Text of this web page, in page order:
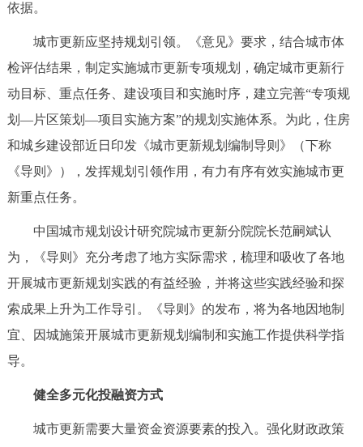
依据。
城市更新应坚持规划引领。《意见》要求，结合城市体
检评估结果，制定实施城市更新专项规划，确定城市更新行
动目标、重点任务、建设项目和实施时序，建立完善“专项规
划—片区策划—项目实施方案”的规划实施体系。为此，住房
和城乡建设部近日印发《城市更新规划编制导则》（下称
《导则》），发挥规划引领作用，有力有序有效实施城市更
新重点任务。
中国城市规划设计研究院城市更新分院院长范嗣斌认
为，《导则》充分考虑了地方实际需求，梳理和吸收了各地
开展城市更新规划实践的有益经验，并将这些实践经验和探
索成果上升为工作导引。《导则》的发布，将为各地因地制
宜、因城施策开展城市更新规划编制和实施工作提供科学指
导。
健全多元化投融资方式
城市更新需要大量资金资源要素的投入。强化财政政策